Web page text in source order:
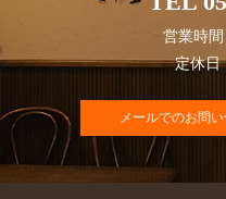
営業時
定休
メールでのお問